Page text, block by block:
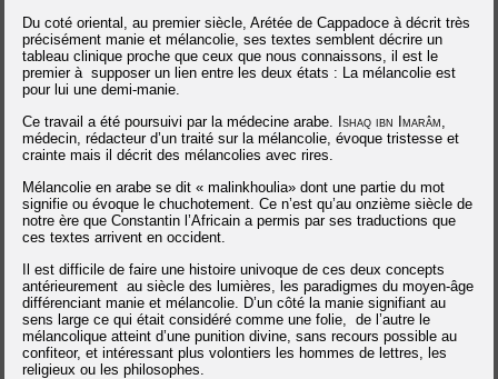
Du coté oriental, au premier siècle, Arétée de Cappadoce à décrit très
précisément manie et mélancolie, ses textes semblent décrire un
tableau clinique proche que ceux que nous connaissons, il est le
premier à supposer un lien entre les deux états : La mélancolie est
pour lui une demi-manie.
Ce travail a été poursuivi par la médecine arabe.
Ishaq ibn Imarâm
médecin, rédacteur d’un traité sur la mélancolie, évoque tristesse et
crainte mais il décrit des mélancolies avec rires.
Mélancolie en arabe se dit « malinkhoulia» dont une partie du mot
signifie ou évoque le chuchotement. Ce n’est qu’au onzième siècle de
notre ère que Constantin l’Africain a permis par ses traductions que
ces textes arrivent en occident.
Il est difficile de faire une histoire univoque de ces deux concepts
antérieurement au siècle des lumières, les paradigmes du moyen-âge
différenciant manie et mélancolie. D’un côté la manie signifiant au
sens large ce qui était considéré comme une folie, de l’autre le
mélancolique atteint d’une punition divine, sans recours possible au
confiteor, et intéressant plus volontiers les hommes de lettres, les
religieux ou les philosophes.